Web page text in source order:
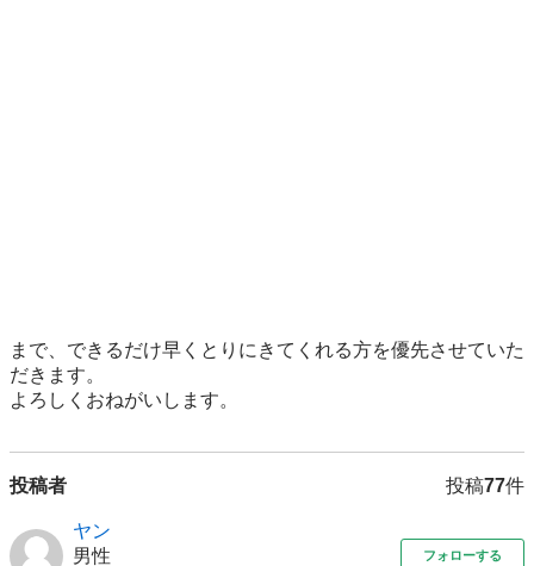
まで、できるだけ早くとりにきてくれる方を優先させていた
だきます。
よろしくおねがいします。
投稿者 投稿77件
ヤン
男性
フォローする